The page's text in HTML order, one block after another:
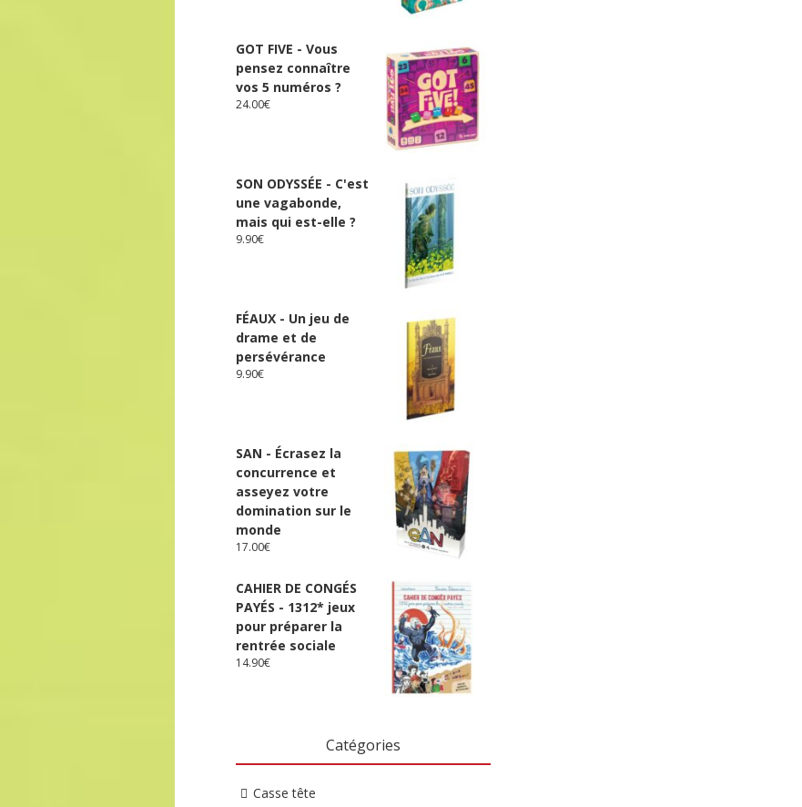
GOT FIVE - Vous
pensez connaître
vos 5 numéros ?
24.00€
SON ODYSSÉE - C'est
une vagabonde,
mais qui est-elle ?
9.90€
FÉAUX - Un jeu de
drame et de
persévérance
9.90€
SAN - Écrasez la
concurrence et
asseyez votre
domination sur le
monde
17.00€
CAHIER DE CONGÉS
PAYÉS - 1312* jeux
pour préparer la
rentrée sociale
14.90€
Catégories
Casse tête